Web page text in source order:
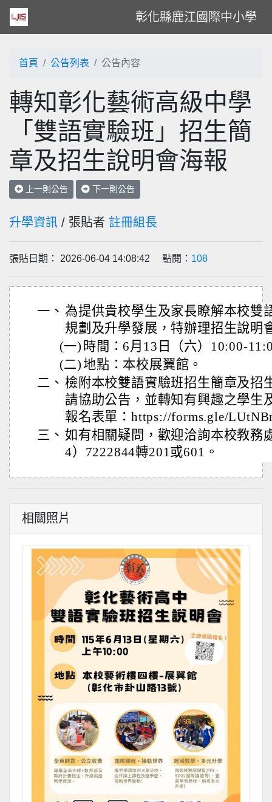
彰化縣鹿江國際中小學
首頁 公告列表 公告內容
轉知彰化藝術高級中學
「雙語實驗班」招生簡
章及招生說明會海報
上一則公告 下一則公告
升學資訊 / 張貼者 註冊組長
張貼日期： 2026-06-04 14:08:42 點閱： 108
一、 為提供貴校學生及家長瞭解本校雙
規劃及升學發展，特辦理招生說明
(一) 時間：6月13日（六）10:00-
(二)地點：本校展翼館。
二、 檢附本校雙語實驗班招生簡章及招
請協助公告，並轉知有興趣之學生
報名表單：https://forms.gle/
三、 如有相關疑問，歡迎洽詢本校教務
4）7222844轉201或601。
相關照片